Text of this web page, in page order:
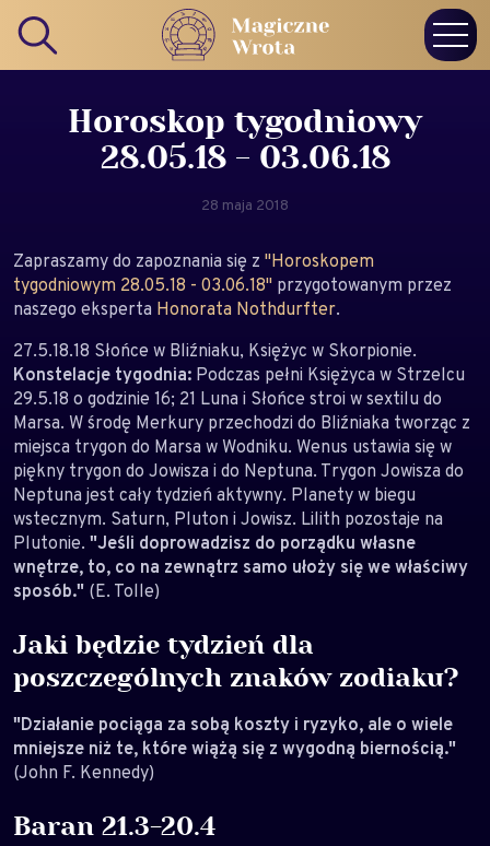
Horoskop tygodniowy
28.05.18 - 03.06.18
28 maja 2018
Zapraszamy do zapoznania się z "Horoskopem
tygodniowym 28.05.18 - 03.06.18" przygotowanym przez
naszego eksperta Honorata Nothdurfter.
27.5.18.18 Słońce w Bliźniaku, Księżyc w Skorpionie.
Konstelacje tygodnia: Podczas pełni Księżyca w Strzelcu
29.5.18 o godzinie 16; 21 Luna i Słońce stroi w sextilu do
Marsa. W środę Merkury przechodzi do Bliźniaka tworząc z
miejsca trygon do Marsa w Wodniku. Wenus ustawia się w
piękny trygon do Jowisza i do Neptuna. Trygon Jowisza do
Neptuna jest cały tydzień aktywny. Planety w biegu
wstecznym. Saturn, Pluton i Jowisz. Lilith pozostaje na
Plutonie. "Jeśli doprowadzisz do porządku własne
wnętrze, to, co na zewnątrz samo ułoży się we właściwy
sposób." (E. Tolle)
Jaki będzie tydzień dla
poszczególnych znaków zodiaku?
"Działanie pociąga za sobą koszty i ryzyko, ale o wiele
mniejsze niż te, które wiążą się z wygodną biernością."
(John F. Kennedy)
Baran 21.3-20.4